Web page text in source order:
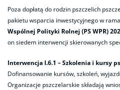
Poza dopłatą do rodzin pszczelich
pakietu wsparcia inwestycyjnego w
Wspólnej Polityki Rolnej (PS WPR)
on siedem interwencji skierowanych
Interwencja I.6.1 – Szkolenia i kursy
Dofinansowanie kursów, szkoleń,
Organizacje pszczelarskie składają